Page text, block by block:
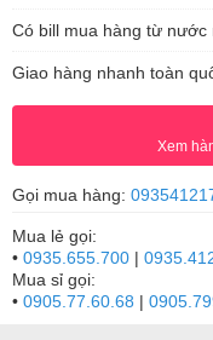
Có bill mua hàng từ nước
Giao hàng nhanh toàn
Xem
Gọi mua hàng:
Mua lẻ gọi:
• 0935.655.700 |
Mua sỉ gọi:
• 0905.77.60.68 |